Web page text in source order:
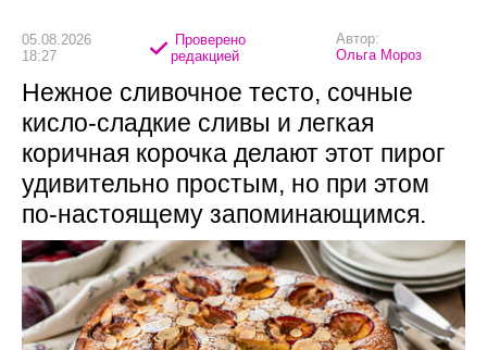
05.08.2026
18:27
Проверено
редакцией
Автор:
Ольга Мороз
Нежное сливочное тесто, сочные
кисло-сладкие сливы и легкая
коричная корочка делают этот пирог
удивительно простым, но при этом
по-настоящему запоминающимся.